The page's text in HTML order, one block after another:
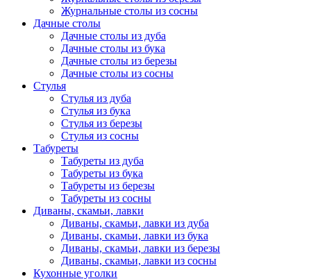
Журнальные столы из сосны
Дачные столы
Дачные столы из дуба
Дачные столы из бука
Дачные столы из березы
Дачные столы из сосны
Стулья
Стулья из дуба
Стулья из бука
Стулья из березы
Стулья из сосны
Табуреты
Табуреты из дуба
Табуреты из бука
Табуреты из березы
Табуреты из сосны
Диваны, скамьи, лавки
Диваны, скамьи, лавки из дуба
Диваны, скамьи, лавки из бука
Диваны, скамьи, лавки из березы
Диваны, скамьи, лавки из сосны
Кухонные уголки